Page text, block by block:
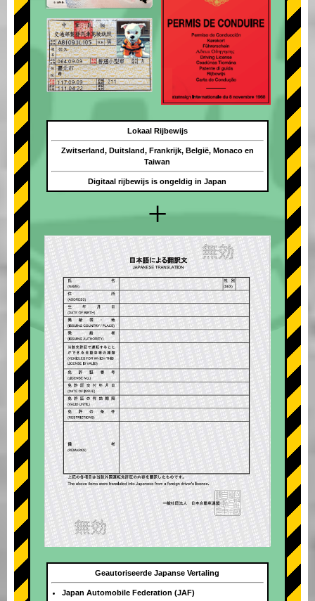
+
Lokaal Rijbewijs
Zwitserland, Duitsland, Frankrijk, België, Monaco en
Taiwan
Digitaal rijbewijs is ongeldig in Japan
Geautoriseerde Japanse Vertaling
Japan Automobile Federation (JAF)